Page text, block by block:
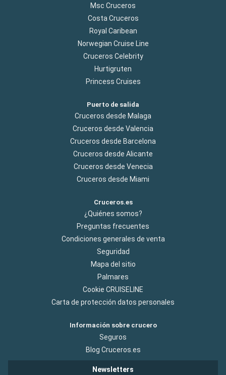
Msc Cruceros
Costa Cruceros
Royal Caribean
Norwegian Cruise Line
Cruceros Celebrity
Hurtigruten
Princess Cruises
Puerto de salida
Cruceros desde Malaga
Cruceros desde Valencia
Cruceros desde Barcelona
Cruceros desde Alicante
Cruceros desde Venecia
Cruceros desde Miami
Cruceros.es
¿Quiénes somos?
Preguntas frecuentes
Condiciones generales de venta
Seguridad
Mapa del sitio
Palmares
Cookie CRUISELINE
Carta de protección datos personales
Información sobre crucero
Seguros
Blog Cruceros.es
Newsletters